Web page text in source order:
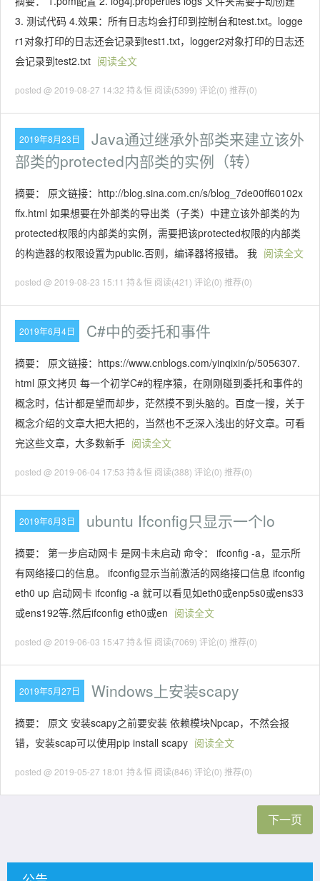
3. 测试代码 4.效果：所有日志均会打印到控制台和test.txt。logge
r1对象打印的日志还会记录到test1.txt，logger2对象打印的日志还
会记录到test2.txt 阅读全文
posted @ 2019-08-27 14:32 持＆恒 阅读(5399) 评论(0) 推荐(0)
2019年8月23日
Java通过继承外部类来建立该外
部类的protected内部类的实例（转）
摘要： 原文链接：http://blog.sina.com.cn/s/blog_7de00ff60102x
ffx.html 如果想要在外部类的导出类（子类）中建立该外部类的为
protected权限的内部类的实例，需要把该protected权限的内部类
的构造器的权限设置为public.否则，编译器将报错。 我 阅读全文
posted @ 2019-08-23 15:11 持＆恒 阅读(421) 评论(0) 推荐(0)
2019年6月4日 C#中的委托和事件
摘要： 原文链接：https://www.cnblogs.com/yinqixin/p/5056307.
html 原文拷贝 每一个初学C#的程序猿，在刚刚碰到委托和事件的
概念时，估计都是望而却步，茫然摸不到头脑的。百度一搜，关于
概念介绍的文章大把大把的，当然也不乏深入浅出的好文章。可看
完这些文章，大多数新手 阅读全文
posted @ 2019-06-04 17:53 持＆恒 阅读(388) 评论(0) 推荐(0)
2019年6月3日 ubuntu Ifconfig只显示一个lo
摘要： 第一步启动网卡 是网卡未启动 命令： ifconfig -a，显示所
有网络接口的信息。 ifconfig显示当前激活的网络接口信息 ifconfig
eth0 up 启动网卡 ifconfig -a 就可以看见如eth0或enp5s0或ens33
或ens192等.然后ifconfig eth0或en 阅读全文
posted @ 2019-06-03 15:47 持＆恒 阅读(7069) 评论(0) 推荐(0)
2019年5月27日 Windows上安装scapy
摘要： 原文 安装scapy之前要安装 依赖模块Npcap，不然会报
错，安装scap可以使用pip install scapy 阅读全文
posted @ 2019-05-27 18:01 持＆恒 阅读(846) 评论(0) 推荐(0)
下一页